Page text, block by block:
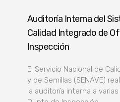
Auditoría Interna del
Calidad Integrado de
Inspección
El Servicio Nacional de
y de Semillas (SENAVE)
la auditoría interna a